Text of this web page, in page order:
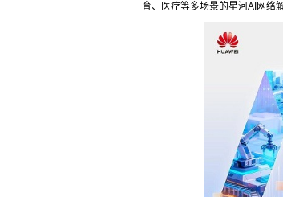
育、医疗等多场景的星河AI网络